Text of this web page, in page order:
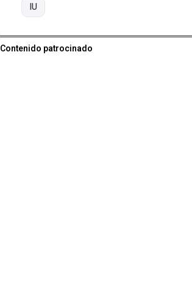
IU
Contenido patrocinado